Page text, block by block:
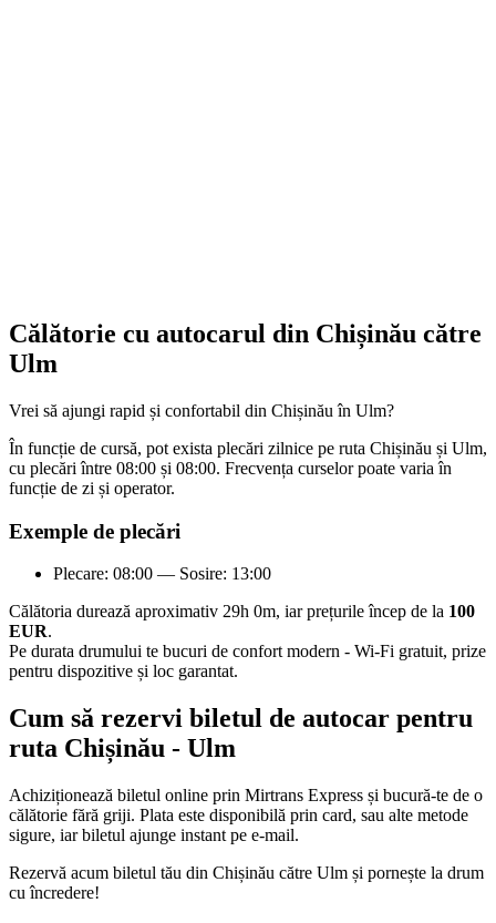
Călătorie cu autocarul din Chișinău către
Ulm
Vrei să ajungi rapid și confortabil din Chișinău în Ulm?
În funcție de cursă, pot exista plecări zilnice pe ruta Chișinău și Ulm,
cu plecări între 08:00 și 08:00. Frecvența curselor poate varia în
funcție de zi și operator.
Exemple de plecări
Plecare: 08:00 — Sosire: 13:00
Călătoria durează aproximativ 29h 0m, iar prețurile încep de la 100
EUR.
Pe durata drumului te bucuri de confort modern - Wi-Fi gratuit, prize
pentru dispozitive și loc garantat.
Cum să rezervi biletul de autocar pentru
ruta Chișinău - Ulm
Achiziționează biletul online prin Mirtrans Express și bucură-te de o
călătorie fără griji. Plata este disponibilă prin card, sau alte metode
sigure, iar biletul ajunge instant pe e-mail.
Rezervă acum biletul tău din Chișinău către Ulm și pornește la drum
cu încredere!